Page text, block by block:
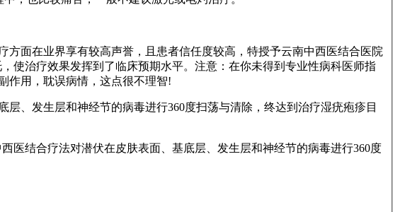
面在业界享有较高声誉，且患者信任度较高，特授予云南中西医结合医院
使治疗效果发挥到了临床预期水平。注意：在你未得到专业性病科医师指
作用，耽误病情，这点很不理智!
、发生层和神经节的病毒进行360度扫荡与清除，终达到治疗湿疣疱疹目
医结合疗法对潜伏在皮肤表面、基底层、发生层和神经节的病毒进行360度